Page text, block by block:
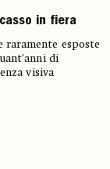
in fiera
raramente esposte
di
visiva